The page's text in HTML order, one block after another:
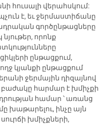
հուսալի վերահսկում:
է, եւ ջերմաստիճանը
գործընթացները
որոնք
ընթացքում,
կյանքի ընթացքում
ջերմային դիզայնով
հարմար է խմիչքի
համար ՝ առանց
խաթարելու, ինչը այն
խմիչքների,